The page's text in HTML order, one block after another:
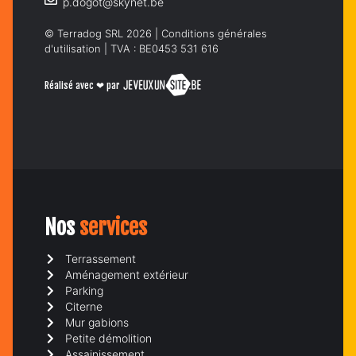
© Terradog SRL 2026 | Conditions générales
d'utilisation | TVA : BE0453 531 616
Réalisé avec ❤ par
Nosservices
Terrassement
Aménagement extérieur
Parking
Citerne
Mur gabions
Petite démolition